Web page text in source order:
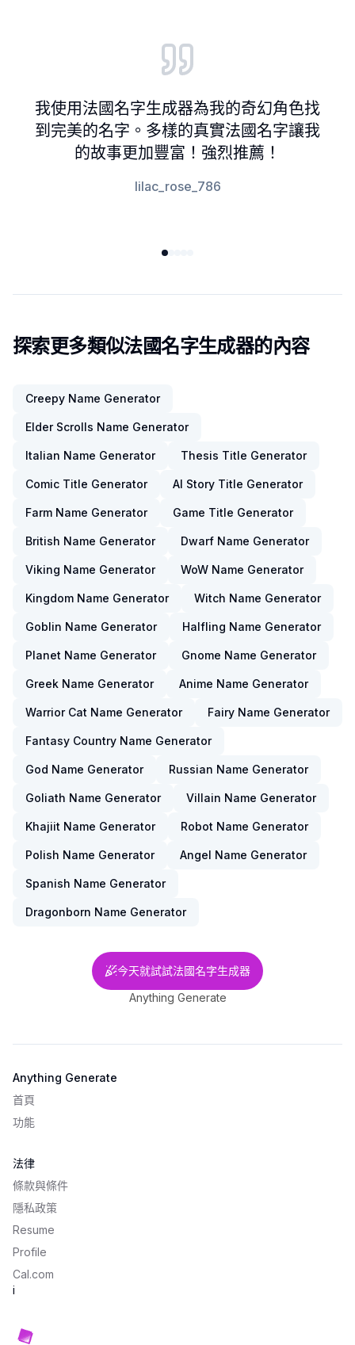
我使用法國名字生成器為我的奇幻角色找
到完美的名字。多樣的真實法國名字讓我
的故事更加豐富！強烈推薦！
lilac_rose_786
探索更多類似法國名字生成器的內容
Creepy Name Generator
Elder Scrolls Name Generator
Italian Name Generator Thesis Title Generator
Comic Title Generator AI Story Title Generator
Farm Name Generator Game Title Generator
British Name Generator Dwarf Name Generator
Viking Name Generator WoW Name Generator
Kingdom Name Generator Witch Name Generator
Goblin Name Generator Halfling Name Generator
Planet Name Generator Gnome Name Generator
Greek Name Generator Anime Name Generator
Warrior Cat Name Generator Fairy Name Generator
Fantasy Country Name Generator
God Name Generator Russian Name Generator
Goliath Name Generator Villain Name Generator
Khajiit Name Generator Robot Name Generator
Polish Name Generator Angel Name Generator
Spanish Name Generator
Dragonborn Name Generator
今天就試試法國名字生成器
Anything Generate
Anything Generate
首頁
功能
法律
條款與條件
隱私政策
Resume
Profile
Cal.com
i